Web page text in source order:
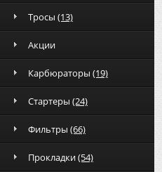
Тросы (13)
Акции
Карбюраторы (19)
Стартеры (24)
Фильтры (66)
Прокладки(54)